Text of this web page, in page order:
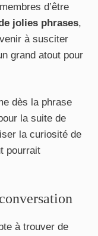
d’être
jolies phrases,
à susciter
grand atout pour
dès la phrase
la suite de
la curiosité de
pourrait
à trouver de